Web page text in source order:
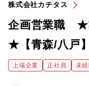
株式会社カチタス
企画営業職 ★
★【青森/八戸】
上場企業 正社員 未